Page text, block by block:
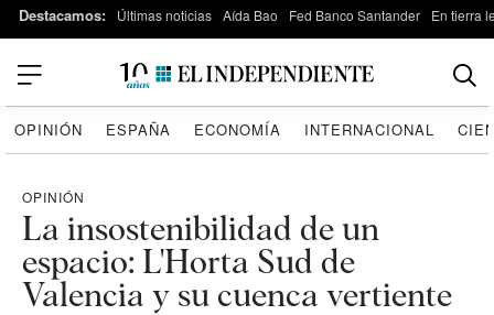
Destacamos: Últimas noticias Aída Bao Fed Banco Santander En tierra
OPINIÓN ESPAÑA ECONOMÍA INTERNACIONAL
OPINIÓN
La insostenibilidad de un
espacio: L'Horta Sud de
Valencia y su cuenca vertiente